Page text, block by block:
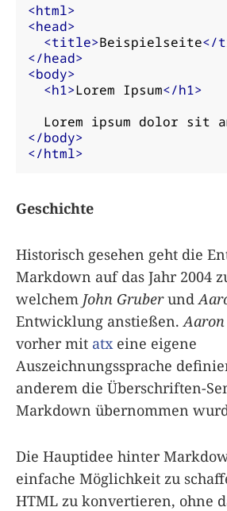
<html>
<head>
<title>Beispielseite</
</head>
<body>
<h1>Lorem Ipsum</h1>
</body>
</html>
Geschichte
Historisch gesehen geht die
Markdown auf das Jahr 2004
welchem John Gruberund
Entwicklung anstießen.
vorher mit atx eine eigene
Auszeichnungssprache
anderem die Überschriften-
Markdown übernommen
Die Hauptidee hinter
einfache Möglichkeit zu
HTML zu konvertieren, ohne